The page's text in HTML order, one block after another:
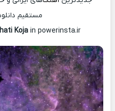
مستقیم
Koja in powerinsta.ir